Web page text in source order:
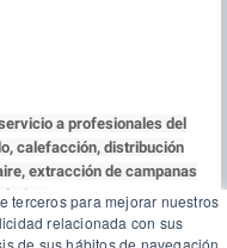
terceros para mejorar nuestros
relacionada con sus
de sus hábitos de navegación.
a profesionales del
calefacción, distribución
extracción de campanas
porInversaGrupo